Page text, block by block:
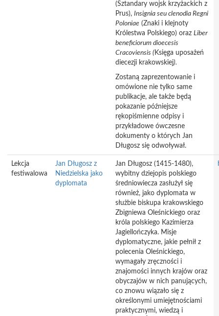
(Sztandary wojsk krzyżackich z
Prus), Insignia seu clenodia Regni
Poloniae (Znaki i klejnoty
Królestwa Polskiego) oraz Liber
beneficiorum dioecesis
Cracoviensis ( Księga uposażeń
diecezji krakowskiej).
Zostaną zaprezentowanie i
omówione nie tylko same
publikacje, ale także będą
pokazanie późniejsze
rękopiśmienne odpisy i
przykładowe ówczesne
dokumenty o których Jan
Długosz się odwoływał.
Lekcja
festiwalowa
Jan Długosz z
Niedzielska jako
dyplomata
Jan Długosz (1415-1480),
wybitny dziejopis polskiego
średniowiecza zasłużył się
również, jako dyplomata w
służbie biskupa krakowskiego
Zbigniewa Oleśnickiego oraz
króla polskiego Kazimierza
Jagiellończyka. Misje
dyplomatyczne, jakie pełnił z
polecenia Oleśnickiego,
wymagały zręczności i
znajomości innych krajów oraz
obyczajów w nich panujących,
co znowu wiązało się z
określonymi umiejętnościami
praktycznymi, wiedzą i